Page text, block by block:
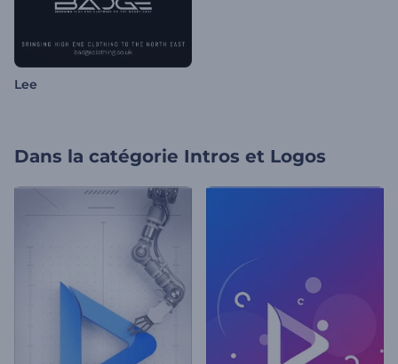
Lee
Dans la catégorie Intros et Logos